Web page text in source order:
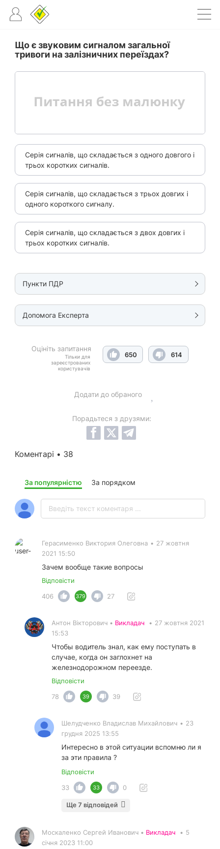
Що є звуковим сигналом загальної
тривоги на залізничних переїздах?
Серія сигналів, що складається з одного довгого і
трьох коротких сигналів.
Серія сигналів, що складається з трьох довгих і
одного короткого сигналу.
Серія сигналів, що складається з двох довгих і
трьох коротких сигналів.
Пункти ПДР
Допомога Експерта
Оцініть запитання
Тільки для
зареєстрованих
користувачів
650 614
Додати до обраного
Порадьтеся з друзями:
Коментарі • 38
За популярністю За порядком
Герасименко Виктория Олеговна • 27 жовтня
2021 15:50
Зачем вообще такие вопросы
Відповісти
406
379 27
Антон Вікторович • Викладач • 27 жовтня 2021
15:53
Чтобы водитель знал, как ему поступать в
случае, когда он заглохнет на
железнодорожном переезде.
Відповісти
78
39 39
Шелудченко Владислав Михайлович • 23
грудня 2025 13:55
Интересно в этой ситуации вспомню ли я
за эти правила ?
Відповісти
33
33 0
Ще 7 відповідей
Москаленко Сергей Иванович • Викладач • 5
січня 2023 11:00